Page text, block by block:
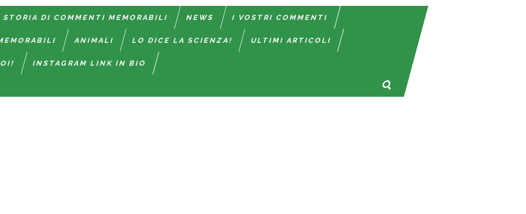
STORIA DI COMMENTI MEMORABILI NEWS I VOSTRI COMMENTI
ANIMALI LO DICE LA SCIENZA! ULTIMI ARTICOLI
INSTAGRAM LINK IN BIO